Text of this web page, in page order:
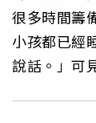
很多時間籌
小孩都已經
說話。」可